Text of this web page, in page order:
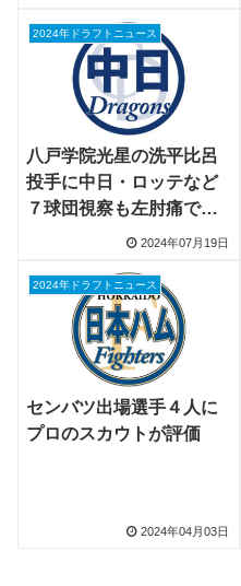
2024年ドラフトニュース
八戸学院光星の洗平比呂
投手に中日・ロッテなど
７球団視察も左肘痛で本
調子でなく敗戦、プロ志
2024年07月19日
2024年ドラフトニュース
センバツ出場選手４人に
プロのスカウトが評価
2024年04月03日